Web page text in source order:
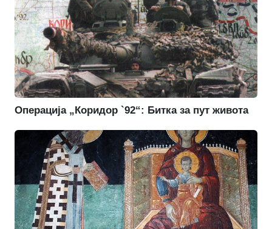
Операција „Коридор `92“: Битка за пут живота